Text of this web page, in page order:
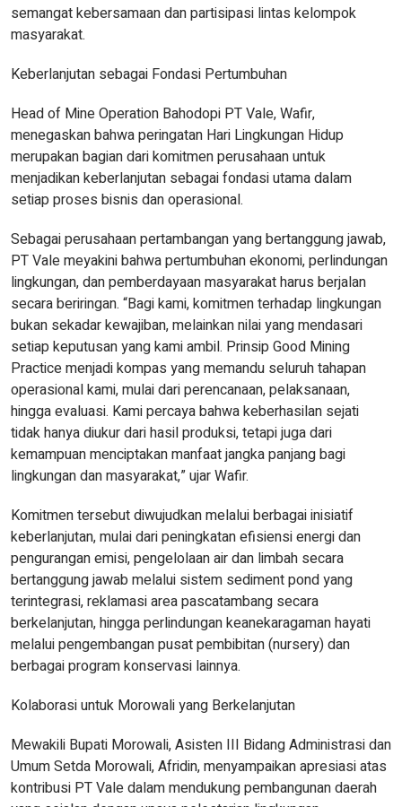
semangat kebersamaan dan partisipasi lintas kelompok
masyarakat.
Keberlanjutan sebagai Fondasi Pertumbuhan
Head of Mine Operation Bahodopi PT Vale, Wafir,
menegaskan bahwa peringatan Hari Lingkungan Hidup
merupakan bagian dari komitmen perusahaan untuk
menjadikan keberlanjutan sebagai fondasi utama dalam
setiap proses bisnis dan operasional.
Sebagai perusahaan pertambangan yang bertanggung jawab,
PT Vale meyakini bahwa pertumbuhan ekonomi, perlindungan
lingkungan, dan pemberdayaan masyarakat harus berjalan
secara beriringan. “Bagi kami, komitmen terhadap lingkungan
bukan sekadar kewajiban, melainkan nilai yang mendasari
setiap keputusan yang kami ambil. Prinsip Good Mining
Practice menjadi kompas yang memandu seluruh tahapan
operasional kami, mulai dari perencanaan, pelaksanaan,
hingga evaluasi. Kami percaya bahwa keberhasilan sejati
tidak hanya diukur dari hasil produksi, tetapi juga dari
kemampuan menciptakan manfaat jangka panjang bagi
lingkungan dan masyarakat,” ujar Wafir.
Komitmen tersebut diwujudkan melalui berbagai inisiatif
keberlanjutan, mulai dari peningkatan efisiensi energi dan
pengurangan emisi, pengelolaan air dan limbah secara
bertanggung jawab melalui sistem sediment pond yang
terintegrasi, reklamasi area pascatambang secara
berkelanjutan, hingga perlindungan keanekaragaman hayati
melalui pengembangan pusat pembibitan (nursery) dan
berbagai program konservasi lainnya.
Kolaborasi untuk Morowali yang Berkelanjutan
Mewakili Bupati Morowali, Asisten III Bidang Administrasi dan
Umum Setda Morowali, Afridin, menyampaikan apresiasi atas
kontribusi PT Vale dalam mendukung pembangunan daerah